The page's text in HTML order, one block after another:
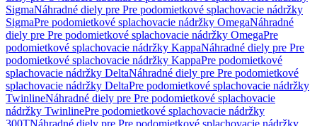
SigmaNáhradné diely pre Pre podomietkové splachovacie nádržky
SigmaPre podomietkové splachovacie nádržky OmegaNáhradné
diely pre Pre podomietkové splachovacie nádržky OmegaPre
podomietkové splachovacie nádržky KappaNáhradné diely pre Pre
podomietkové splachovacie nádržky KappaPre podomietkové
splachovacie nádržky DeltaNáhradné diely pre Pre podomietkové
splachovacie nádržky DeltaPre podomietkové splachovacie nádržky
TwinlineNáhradné diely pre Pre podomietkové splachovacie
nádržky TwinlinePre podomietkové splachovacie nádržky
300TNáhradné diely pre Pre podomietkové splachovacie nádržky